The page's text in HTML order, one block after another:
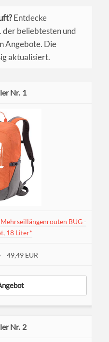
Entdecke
der beliebtesten und
Angebote. Die
aktualisiert.
1
BUG -
18 Liter*
49,49 EUR
2